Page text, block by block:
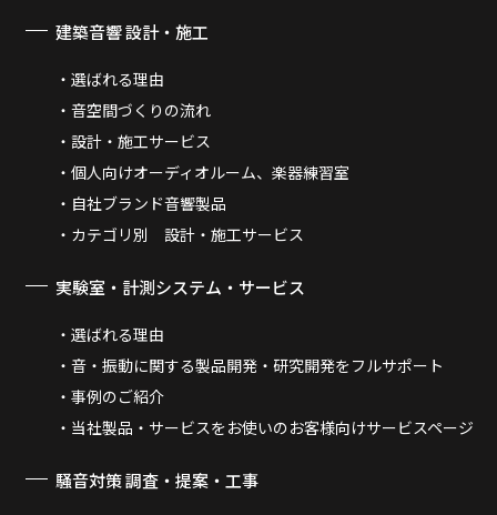
建築音響 設計・施工
選ばれる理由
音空間づくりの流れ
設計・施工サービス
個人向けオーディオルーム、楽器練習室
自社ブランド音響製品
カテゴリ別 設計・施工サービス
実験室・計測システム・サービス
選ばれる理由
音・振動に関する製品開発・研究開発をフルサポート
事例のご紹介
当社製品・サービスをお使いのお客様向けサービスページ
騒音対策 調査・提案・工事